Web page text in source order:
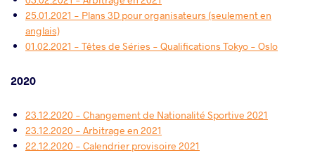
25.01.2021 - Plans 3D pour organisateurs (seulement en
anglais)
01.02.2021 - Têtes de Séries - Qualifications Tokyo - Oslo
2020
23.12.2020 - Changement de Nationalité Sportive 2021
23.12.2020 - Arbitrage en 2021
22.12.2020 - Calendrier provisoire 2021